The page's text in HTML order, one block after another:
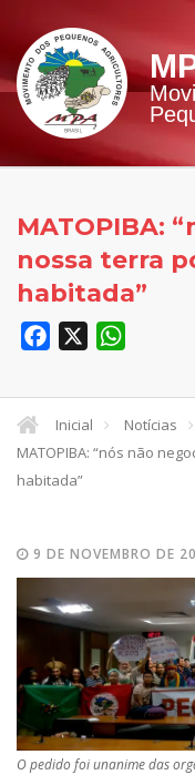
MATOPIBA:
nossa terra
habitada”
Facebook
Inicial
Notícias
MATOPIBA: “nós não
habitada”
9 DE NOVEMBRO DE
O pedido foi unanime das